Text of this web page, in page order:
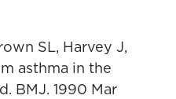
SL, Harvey J,
asthma in the
BMJ. 1990 Mar